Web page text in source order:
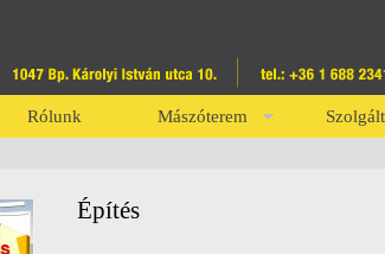
Rólunk Mászóterem
Építés